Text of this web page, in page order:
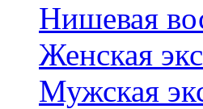
Нишевая
Женская
Мужская